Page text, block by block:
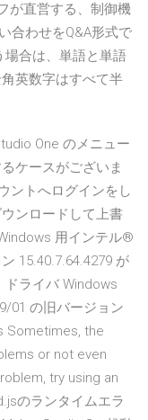
が直営する、制御機
合わせをQ&A形式で
場合は、単語と単語
英数字はすべて半
One のメニュー
ケースがございま
ントへログインをし
ンロードして上書
用インテル®
15.40.7.64.4279 が
ライバ Windows
01 の旧バージョン
Sometimes, the
or not even
try using an
のランタイムエラ